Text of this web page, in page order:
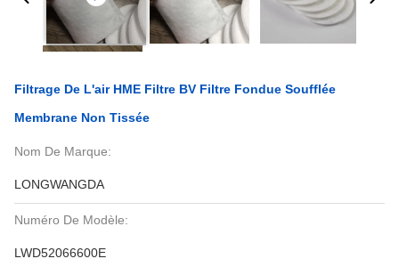
Filtrage De L'air HME Filtre BV Filtre Fondue Soufflée
Membrane Non Tissée
Nom De Marque:
LONGWANGDA
Numéro De Modèle:
LWD52066600E